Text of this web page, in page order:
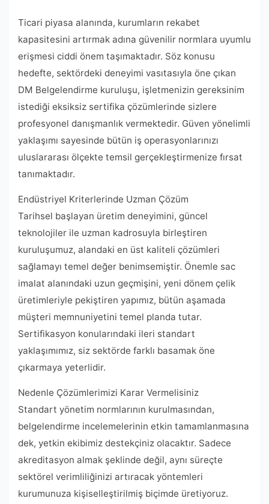
Ticari piyasa alanında, kurumların rekabet
kapasitesini artırmak adına güvenilir normlara uyumlu
erişmesi ciddi önem taşımaktadır. Söz konusu
hedefte, sektördeki deneyimi vasıtasıyla öne çıkan
DM Belgelendirme kuruluşu, işletmenizin gereksinim
istediği eksiksiz sertifika çözümlerinde sizlere
profesyonel danışmanlık vermektedir. Güven yönelimli
yaklaşımı sayesinde bütün iş operasyonlarınızı
uluslararası ölçekte temsil gerçekleştirmenize fırsat
tanımaktadır.
Endüstriyel Kriterlerinde Uzman Çözüm
Tarihsel başlayan üretim deneyimini, güncel
teknolojiler ile uzman kadrosuyla birleştiren
kuruluşumuz, alandaki en üst kaliteli çözümleri
sağlamayı temel değer benimsemiştir. Önemle sac
imalat alanındaki uzun geçmişini, yeni dönem çelik
üretimleriyle pekiştiren yapımız, bütün aşamada
müşteri memnuniyetini temel planda tutar.
Sertifikasyon konularındaki ileri standart
yaklaşımımız, siz sektörde farklı basamak öne
çıkarmaya yeterlidir.
Nedenle Çözümlerimizi Karar Vermelisiniz
Standart yönetim normlarının kurulmasından,
belgelendirme incelemelerinin etkin tamamlanmasına
dek, yetkin ekibimiz destekçiniz olacaktır. Sadece
akreditasyon almak şeklinde değil, aynı süreçte
sektörel verimliliğinizi artıracak yöntemleri
kurumunuza kişiselleştirilmiş biçimde üretiyoruz.